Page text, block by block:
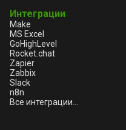
Интеграции
Make
MS Excel
GoHighLevel
Rocket.chat
Zapier
Zabbix
Slack
n8n
Все интеграции...